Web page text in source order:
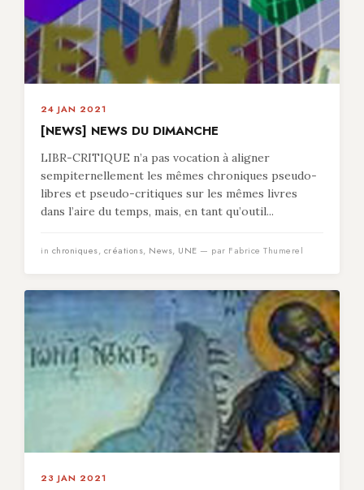
24 JAN 2021
[NEWS] NEWS DU DIMANCHE
LIBR-CRITIQUE n’a pas vocation à aligner
sempiternellement les mêmes chroniques pseudo-
libres et pseudo-critiques sur les mêmes livres
dans l’aire du temps, mais, en tant qu’outil...
in chroniques, créations, News, UNE — par Fabrice Thumerel
23 JAN 2021